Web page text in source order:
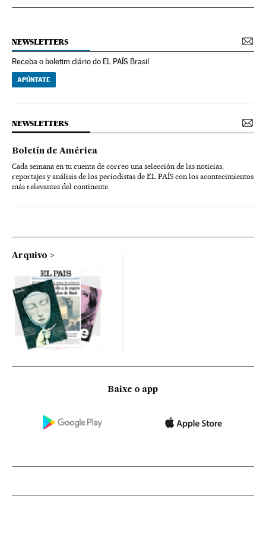
NEWSLETTERS
Receba o boletim diário do EL PAÍS Brasil
APÚNTATE
NEWSLETTERS
Boletín de América
Cada semana en tu cuenta de correo una selección de las noticias,
reportajes y análisis de los periodistas de EL PAÍS con los acontecimientos
más relevantes del continente.
Arquivo
Baixe o app